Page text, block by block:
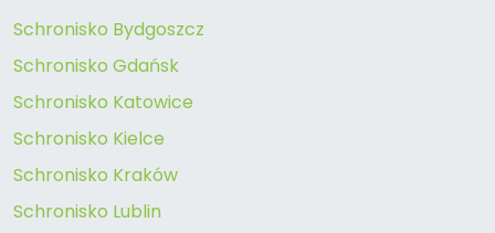
Schronisko Bydgoszcz
Schronisko Gdańsk
Schronisko Katowice
Schronisko Kielce
Schronisko Kraków
Schronisko Lublin